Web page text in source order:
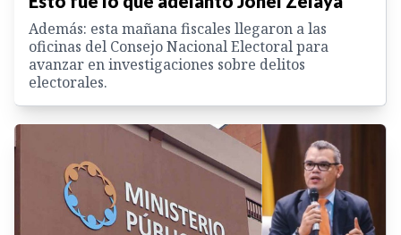
Además: esta mañana fiscales llegaron a las
oficinas del Consejo Nacional Electoral para
avanzar en investigaciones sobre delitos
electorales.